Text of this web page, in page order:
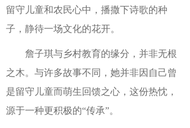
留守儿童和农民心中，播撒下诗歌的种
子，静待一场文化的花开。
詹子琪与乡村教育的缘分，并非无根
之木。与许多故事不同，她并非因自己曾
是留守儿童而萌生回馈之心，这份热忱，
源于一种更积极的“传承”。